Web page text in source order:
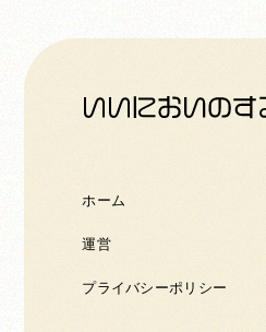
ホーム
運営
プライバシーポリシー